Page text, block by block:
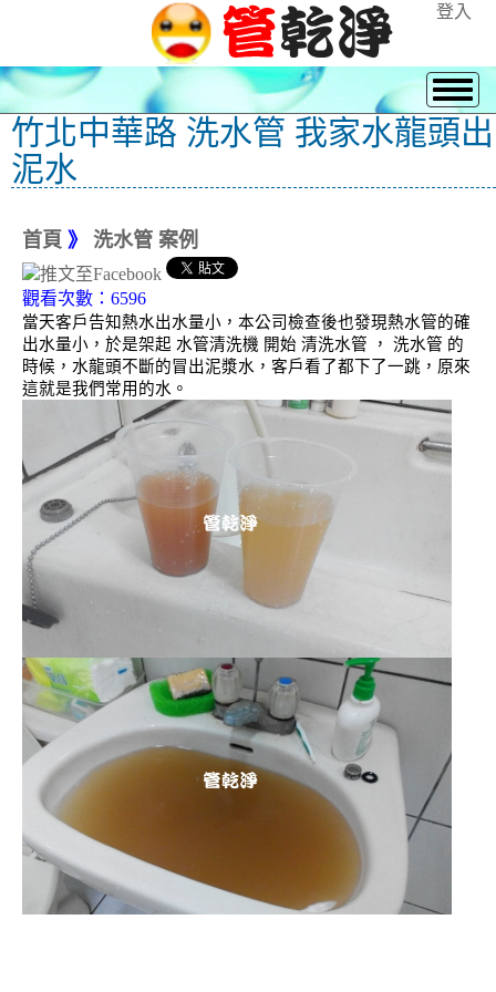
登入
竹北中華路 洗水管 我家水龍頭出
泥水
首頁 》 洗水管 案例
觀看次數：6596
當天客戶告知熱水出水量小，本公司檢查後也發現熱水管的確
出水量小，於是架起 水管清洗機 開始 清洗水管 ， 洗水管 的
時候，水龍頭不斷的冒出泥漿水，客戶看了都下了一跳，原來
這就是我們常用的水。